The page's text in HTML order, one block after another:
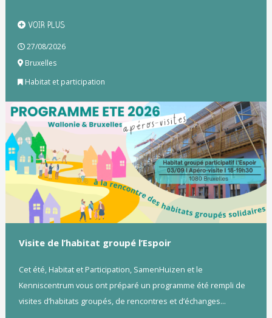
VOIR PLUS
27/08/2026
Bruxelles
Habitat et participation
Visite de l’habitat groupé l’Espoir
Cet été, Habitat et Participation, SamenHuizen et le
Kenniscentrum vous ont préparé un programme été rempli de
visites d’habitats groupés, de rencontres et d’échanges...